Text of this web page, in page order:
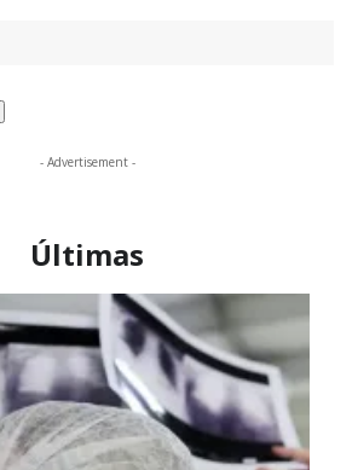
- Advertisement -
Últimas